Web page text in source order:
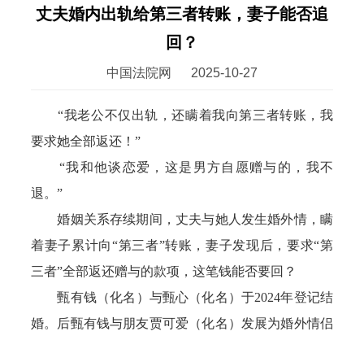
丈夫婚内出轨给第三者转账，妻子能否追
回？
中国法院网 2025-10-27
“我老公不仅出轨，还瞒着我向第三者转账，我
要求她全部返还！”
“我和他谈恋爱，这是男方自愿赠与的，我不
退。”
婚姻关系存续期间，丈夫与她人发生婚外情，瞒
着妻子累计向“第三者”转账，妻子发现后，要求“第
三者”全部返还赠与的款项，这笔钱能否要回？
甄有钱（化名）与甄心（化名）于2024年登记结
婚。后甄有钱与朋友贾可爱（化名）发展为婚外情侣